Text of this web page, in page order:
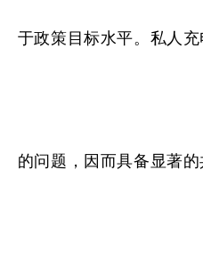
于政策目标水平。私人
的问题，因而具备显著